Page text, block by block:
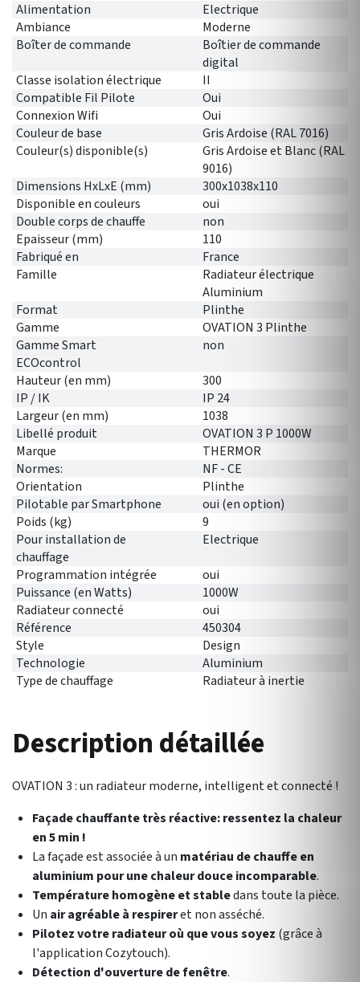
Alimentation
Electrique
Ambiance
Moderne
Boîter de commande
Boîtier de commande
digital
Classe isolation électrique
II
Compatible Fil Pilote
Oui
Connexion Wifi
Oui
Couleur de base
Gris Ardoise (RAL 7016)
Couleur(s) disponible(s)
Gris Ardoise et Blanc (RAL
9016)
Dimensions HxLxE (mm)
300x1038x110
Disponible en couleurs
oui
Double corps de chauffe
non
Epaisseur (mm)
110
Fabriqué en
France
Famille
Radiateur électrique
Aluminium
Format
Plinthe
Gamme
OVATION 3 Plinthe
Gamme Smart
ECOcontrol
non
Hauteur (en mm)
300
IP / IK
IP 24
Largeur (en mm)
1038
Libellé produit
OVATION 3 P 1000W
Marque
THERMOR
Normes:
NF - CE
Orientation
Plinthe
Pilotable par Smartphone
oui (en option)
Poids (kg)
9
Pour installation de
chauffage
Electrique
Programmation intégrée
oui
Puissance (en Watts)
1000W
Radiateur connecté
oui
Référence
450304
Style
Design
Technologie
Aluminium
Type de chauffage
Radiateur à inertie
Description détaillée
OVATION 3 : un radiateur moderne, intelligent et connecté !
Façade chauffante très réactive: ressentez la chaleur
en 5 min !
La façade est associée à un matériau de chauffe en
aluminium pour unechaleur douce incomparable.
Température homogène et stabledans toute la pièce.
Un air agréable à respireret non asséché.
Pilotez votre radiateur où que vous soyez (grâce à
l'application Cozytouch).
Détection d'ouverture de fenêtre.